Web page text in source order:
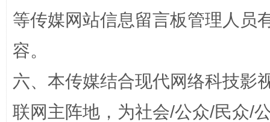
等传媒网站信息留言板管理人员
容。
六、本传媒结合现代网络科技影
联网主阵地，为社会/公众/民众/